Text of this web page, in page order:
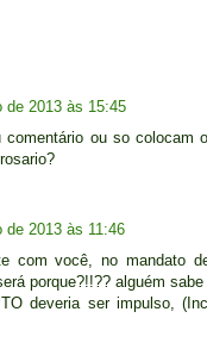
de 2013 às 15:45
comentário ou so colocam
de 2013 às 11:46
com você, no mandato
porque?!!?? alguém sabe
deveria ser impulso,